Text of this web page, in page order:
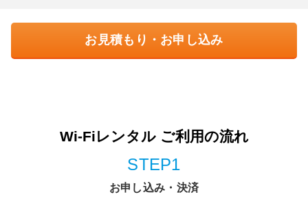
お見積もり・お申し込み
Wi-Fiレンタル ご利用の流れ
STEP1
お申し込み・決済